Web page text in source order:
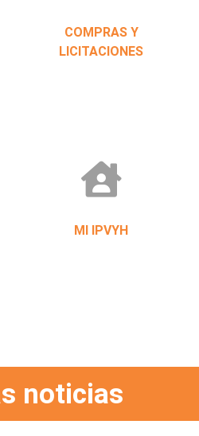
COMPRAS Y
LICITACIONES
MI IPVYH
noticias